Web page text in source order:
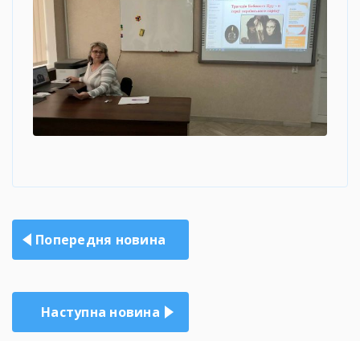
Навігація
записів
Попередня новина
Наступна новина